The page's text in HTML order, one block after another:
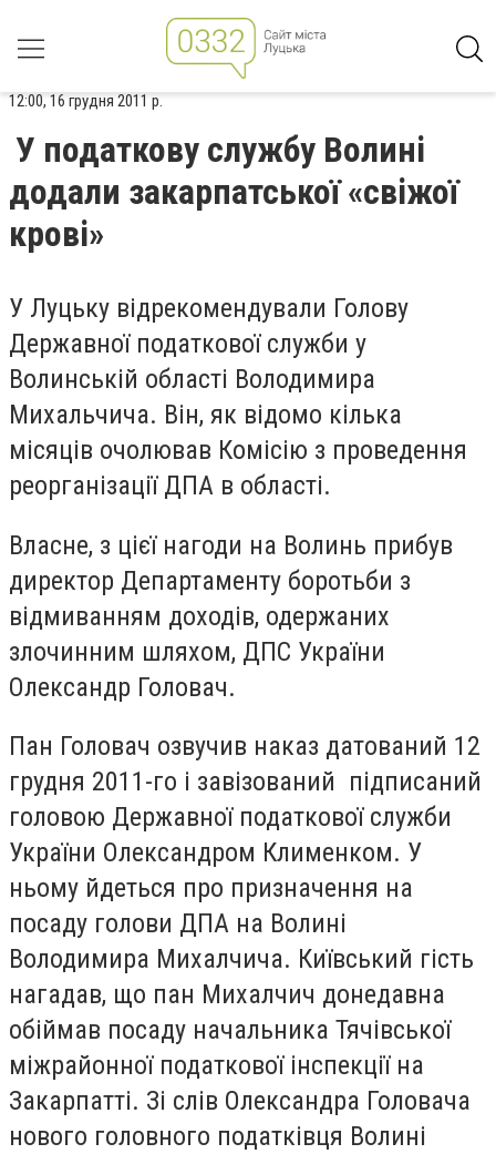
12:00, 16 грудня 2011 р.
У податкову службу Волині
додали закарпатської «свіжої
крові»
У Луцьку відрекомендували Голову
Державної податкової служби у
Волинській області Володимира
Михальчича. Він, як відомо кілька
місяців очолював Комісію з проведення
реорганізації ДПА в області.
Власне, з цієї нагоди на Волинь прибув
директор Департаменту боротьби з
відмиванням доходів, одержаних
злочинним шляхом, ДПС України
Олександр Головач.
Пан Головач озвучив наказ датований 12
грудня 2011-го і завізований підписаний
головою Державної податкової служби
України Олександром Клименком. У
ньому йдеться про призначення на
посаду голови ДПА на Волині
Володимира Михалчича. Київський гість
нагадав, що пан Михалчич донедавна
обіймав посаду начальника Тячівської
міжрайонної податкової інспекції на
Закарпатті. Зі слів Олександра Головача
нового головного податківця Волині